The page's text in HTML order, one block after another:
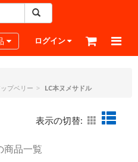
navigation
ログイン
プベリー
LC本ヌメサドル
表示の切替:
商品一覧